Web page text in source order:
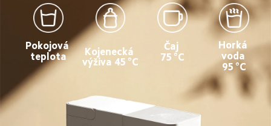
Pokojová
teplota
Kojenecká
výživa 45 °C
Čaj
75 °C
Horká
voda
95 °C